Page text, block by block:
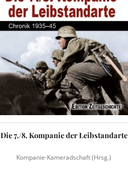
Die 7./8. Kompanie der Leibstandarte
Kompanie-Kameradschaft (Hrsg.)